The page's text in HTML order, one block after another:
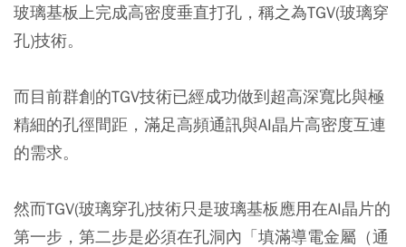
玻璃基板上完成高密度垂直打孔，稱之為TGV(玻璃穿
孔)技術。
而目前群創的TGV技術已經成功做到超高深寬比與極
精細的孔徑間距，滿足高頻通訊與AI晶片高密度互連
的需求。
然而TGV(玻璃穿孔)技術只是玻璃基板應用在AI晶片的
第一步，第二步是必須在孔洞內「填滿導電金屬（通